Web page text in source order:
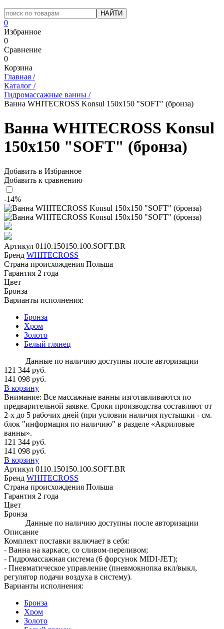
0
Избранное
0
Сравнение
0
Корзина
Главная /
Каталог /
Гидромассажные ванны /
Ванна WHITECROSS Konsul 150x150 "SOFT" (бронза)
Ванна WHITECROSS Konsul
150x150 "SOFT" (бронза)
Добавить в Избранное
Добавить к сравнению
-14%
Артикул 0110.150150.100.SOFT.BR
Бренд WHITECROSS
Страна происхождения Польша
Гарантия 2 года
Цвет
Бронза
Варианты исполнения:
Бронза
Хром
Золото
Белый глянец
Данные по наличию доступны после авторизации
121 344 руб.
141 098 руб.
В корзину
Внимание: Все массажные ванны изготавливаются по
предварительной заявке. Сроки производства составляют от
2-х до 5 рабочих дней (при условии наличия пустышки - см.
блок "информация по наличию" в разделе «Акриловые
ванны».
121 344 руб.
141 098 руб.
В корзину
Артикул 0110.150150.100.SOFT.BR
Бренд WHITECROSS
Страна происхождения Польша
Гарантия 2 года
Цвет
Бронза
Данные по наличию доступны после авторизации
Описание
Комплект поставки включает в себя:
- Ванна на каркасе, со сливом-переливом;
- Гидромассажная система (6 форсунок MIDI-JET);
- Пневматическое управление (пневмокнопка вкл/выкл,
регулятор подачи воздуха в систему).
Варианты исполнения:
Бронза
Хром
Золото